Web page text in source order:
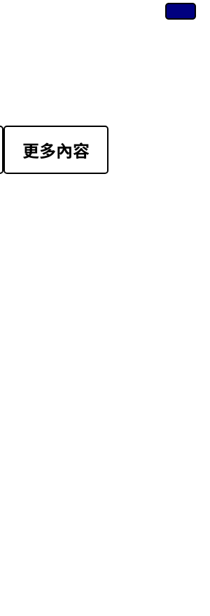
更多內容